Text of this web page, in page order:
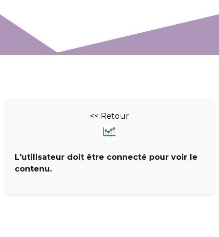
<< Retour
L'utilisateur doit être connecté pour voir le
contenu.